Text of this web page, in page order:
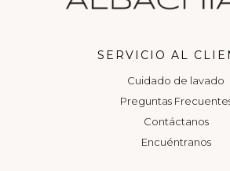
SERVICIO AL
Cuidado de lavado
Preguntas
Contáctanos
Encuéntranos